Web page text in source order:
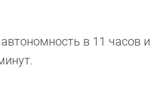
в 11 часов и